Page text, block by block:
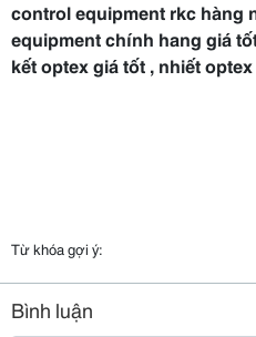
control equipment rkc hàng
equipment chính hang giá
kết optex giá tốt , nhiết
Từ khóa gợi ý:
Bình luận